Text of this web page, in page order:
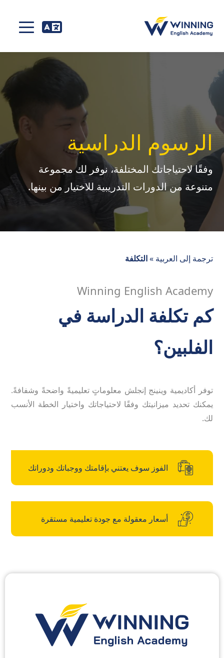
الرسوم الدراسية
وفقًا لاحتياجاتك المختلفة، نوفر لك مجموعة
متنوعة من الدورات التدريبية للاختيار من بينها.
ترجمة إلى العربية »التكلفة
Winning English Academy
كم تكلفة الدراسة في
الفلبين؟
توفر أكاديمية وينينج إنجلش معلوماتٍ تعليميةً واضحةً وشفافةً.
يمكنك تحديد ميزانيتك وفقًا لاحتياجاتك واختيار الخطة الأنسب
لك.
الفوز سوف يعتني بإقامتك ووجباتك ودوراتك
أسعار معقولة مع جودة تعليمية مستقرة